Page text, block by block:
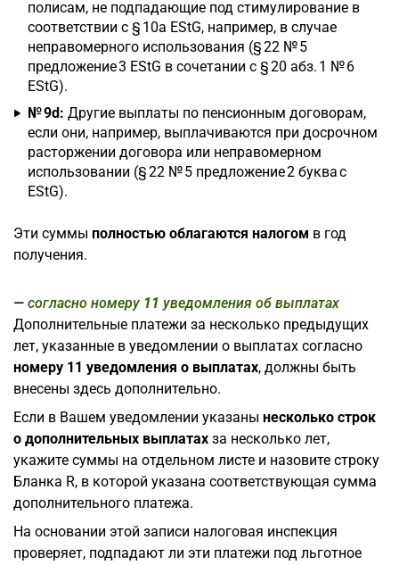
полисам, не подпадающие под стимулирование в
соответствии с § 10a EStG, например, в случае
неправомерного использования (§ 22 № 5
предложение 3 EStG в сочетании с § 20 абз. 1 № 6
EStG).
№ 9d: Другие выплаты по пенсионным договорам,
если они, например, выплачиваются при досрочном
расторжении договора или неправомерном
использовании (§ 22 № 5 предложение 2 буква c
EStG).
Эти суммы полностью облагаются налогом в год
получения.
согласно номеру 11 уведомления об выплатах
Дополнительные платежи за несколько предыдущих
лет, указанные в уведомлении о выплатах согласно
номеру 11 уведомления о выплатах, должны быть
внесены здесь дополнительно.
Если в Вашем уведомлении указаны несколько строк
о дополнительных выплатах за несколько лет,
укажите суммы на отдельном листе и назовите строку
Бланка R, в которой указана соответствующая сумма
дополнительного платежа.
На основании этой записи налоговая инспекция
проверяет, подпадают ли эти платежи под льготное